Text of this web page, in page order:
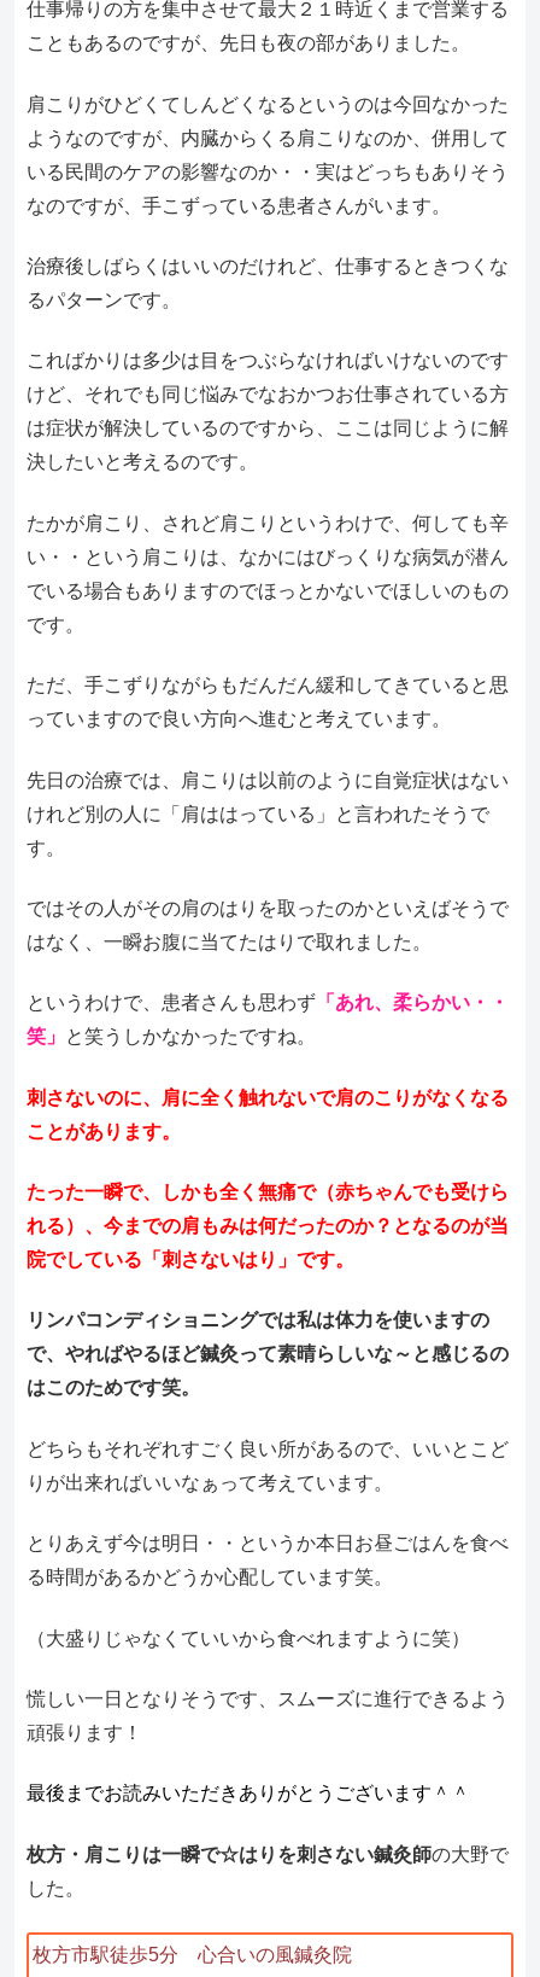
仕事帰りの方を集中させて最大２１時近くまで営業する
こともあるのですが、先日も夜の部がありました。
肩こりがひどくてしんどくなるというのは今回なかった
ようなのですが、内臓からくる肩こりなのか、併用して
いる民間のケアの影響なのか・・実はどっちもありそう
なのですが、手こずっている患者さんがいます。
治療後しばらくはいいのだけれど、仕事するときつくな
るパターンです。
こればかりは多少は目をつぶらなければいけないのです
けど、それでも同じ悩みでなおかつお仕事されている方
は症状が解決しているのですから、ここは同じように解
決したいと考えるのです。
たかが肩こり、されど肩こりというわけで、何しても辛
い・・という肩こりは、なかにはびっくりな病気が潜ん
でいる場合もありますのでほっとかないでほしいのもの
です。
ただ、手こずりながらもだんだん緩和してきていると思
っていますので良い方向へ進むと考えています。
先日の治療では、肩こりは以前のように自覚症状はない
けれど別の人に「肩ははっている」と言われたそうで
す。
ではその人がその肩のはりを取ったのかといえばそうで
はなく、一瞬お腹に当てたはりで取れました。
というわけで、患者さんも思わず 「あれ、柔らかい・・
笑」 と笑うしかなかったですね。
刺さないのに、肩に全く触れないで肩のこりがなくなる
ことがあります。
たった一瞬で、しかも全く無痛で（赤ちゃんでも受けら
れる）、今までの肩もみは何だったのか？となるのが当
院でしている「刺さないはり」です。
リンパコンディショニングでは私は体力を使いますの
で、やればやるほど鍼灸って素晴らしいな～と感じるの
はこのためです笑。
どちらもそれぞれすごく良い所があるので、いいとこど
りが出来ればいいなぁって考えています。
とりあえず今は明日・・というか本日お昼ごはんを食べ
る時間があるかどうか心配しています笑。
（大盛りじゃなくていいから食べれますように笑）
慌しい一日となりそうです、スムーズに進行できるよう
頑張ります！
最後までお読みいただきありがとうございます＾＾
枚方・肩こりは一瞬で☆はりを刺さない鍼灸師の大野で
した。
枚方市駅徒歩5分 心合いの風鍼灸院